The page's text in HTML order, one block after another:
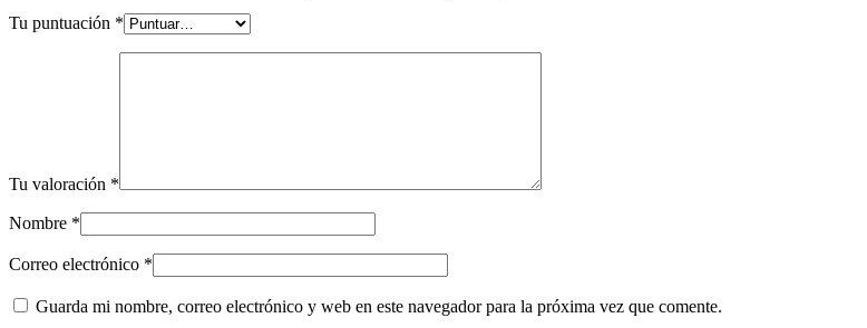
Tu puntuación *
Tu valoración *
Nombre *
Correo electrónico *
Guarda mi nombre, correo electrónico y web en este navegador para la próxima vez que comente.